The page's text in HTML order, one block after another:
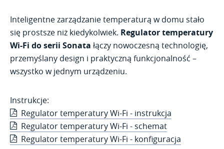
Inteligentne zarządzanie temperaturą w domu stało
się prostsze niż kiedykolwiek. Regulator temperatury
Wi-Fi do serii Sonata łączy nowoczesną technologię,
przemyślany design i praktyczną funkcjonalność –
wszystko w jednym urządzeniu.
Instrukcje:
Regulator temperatury Wi-Fi - instrukcja
Regulator temperatury Wi-Fi - schemat
Regulator temperatury Wi-Fi - konfiguracja